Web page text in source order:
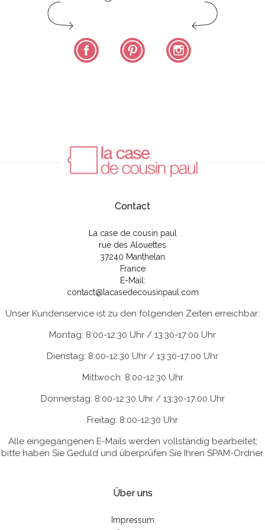
Facebook Pinterest
Contact
La case de cousin paul
rue des Alouettes
37240 Manthelan
France
E-Mail:
contact@lacasedecousinpaul.com
Unser Kundenservice ist zu den folgenden Zeiten erreichbar:
Montag: 8:00-12:30 Uhr / 13:30-17:00 Uhr
Dienstag: 8:00-12:30 Uhr / 13:30-17:00 Uhr
Mittwoch: 8:00-12:30 Uhr
Donnerstag: 8:00-12:30 Uhr / 13:30-17:00 Uhr
Freitag: 8:00-12:30 Uhr
Alle eingegangenen E-Mails werden vollständig bearbeitet;
bitte haben Sie Geduld und überprüfen Sie Ihren SPAM-Ordner.
Über uns
Impressum